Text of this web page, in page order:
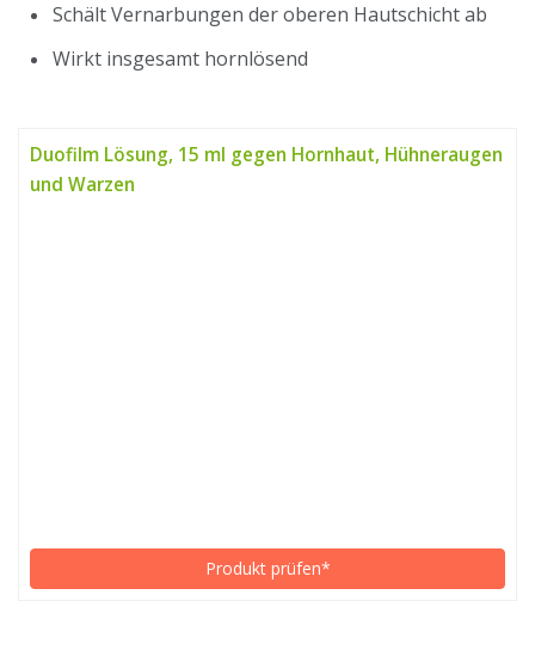
Schält Vernarbungen der oberen Hautschicht ab
Wirkt insgesamt hornlösend
Duofilm Lösung, 15 ml gegen Hornhaut, Hühneraugen
und Warzen
Produkt prüfen*